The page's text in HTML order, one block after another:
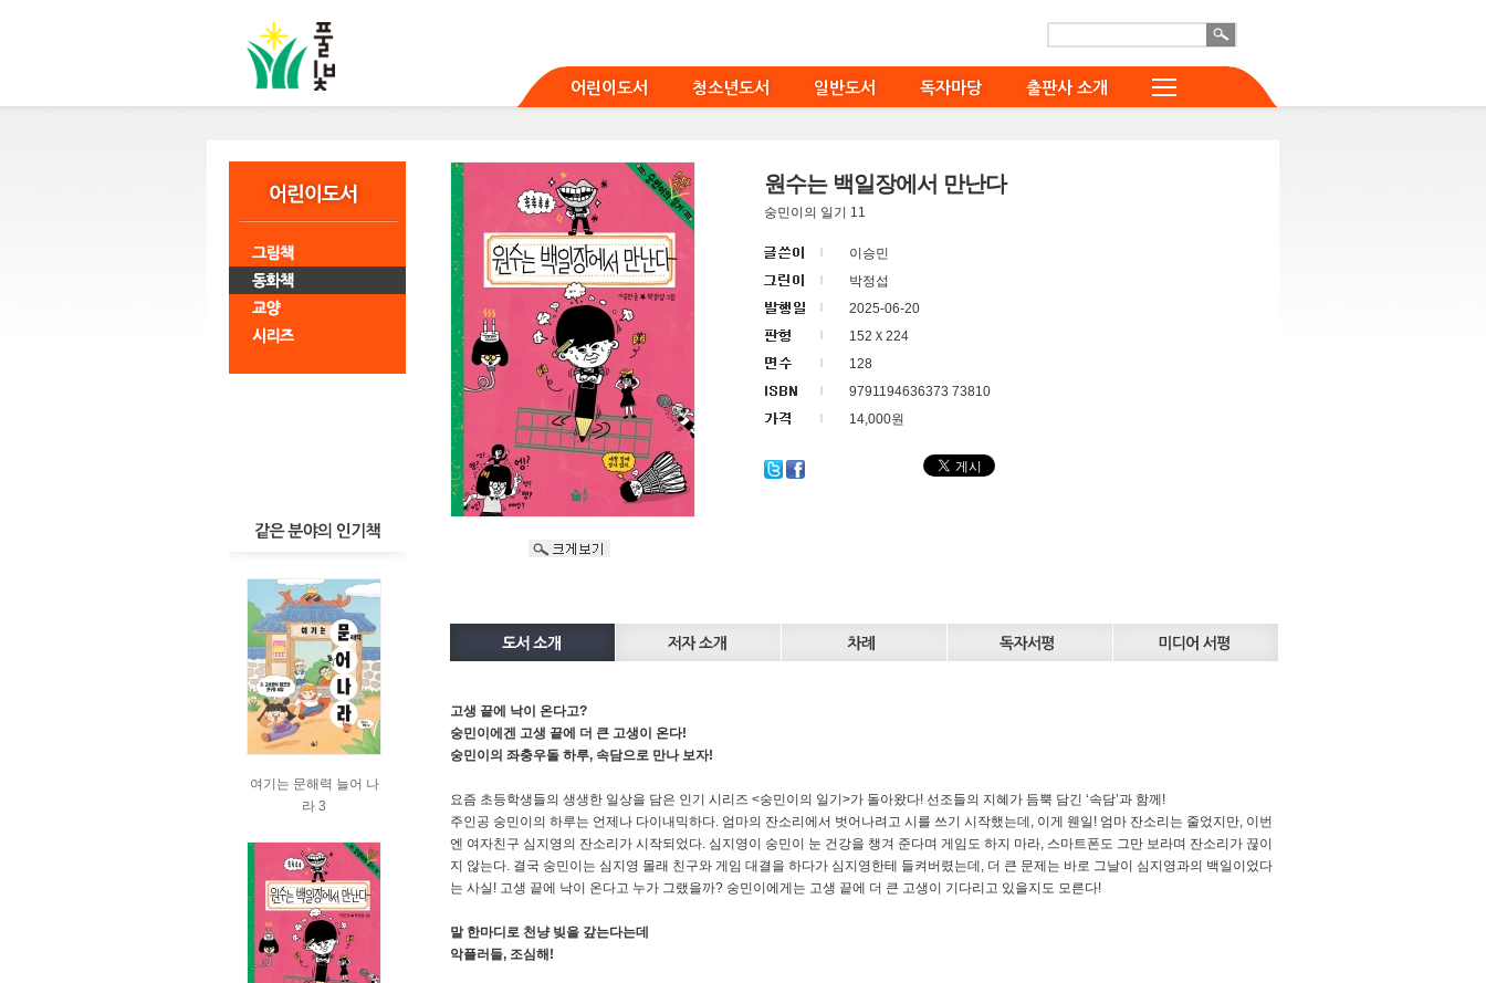
어린이도서 청소년도서 일반도서 독자마당 출판사 소개
여기는 문해력 늘어 나
라 3
원수는 백일장에서 만난다
숭민이의 일기 11
이승민
박정섭
2025-06-20
152Ｘ224
128
9791194636373 73810
14,000원
고생 끝에 낙이 온다고?
숭민이에겐 고생 끝에 더 큰 고생이 온다!
숭민이의 좌충우돌 하루, 속담으로 만나 보자!
요즘 초등학생들의 생생한 일상을 담은 인기 시리즈 <숭민이의 일기>가 돌아왔다! 선조들의 지혜가 듬뿍 담긴 ‘속담’과 함께!
주인공 숭민이의 하루는 언제나 다이내믹하다. 엄마의 잔소리에서 벗어나려고 시를 쓰기 시작했는데, 이게 웬일! 엄마 잔소리는 줄었지만, 이번
엔 여자친구 심지영의 잔소리가 시작되었다. 심지영이 숭민이 눈 건강을 챙겨 준다며 게임도 하지 마라, 스마트폰도 그만 보라며 잔소리가 끊이
지 않는다. 결국 숭민이는 심지영 몰래 친구와 게임 대결을 하다가 심지영한테 들켜버렸는데, 더 큰 문제는 바로 그날이 심지영과의 백일이었다
는 사실! 고생 끝에 낙이 온다고 누가 그랬을까? 숭민이에게는 고생 끝에 더 큰 고생이 기다리고 있을지도 모른다!
말 한마디로 천냥 빚을 갚는다는데
악플러들, 조심해!